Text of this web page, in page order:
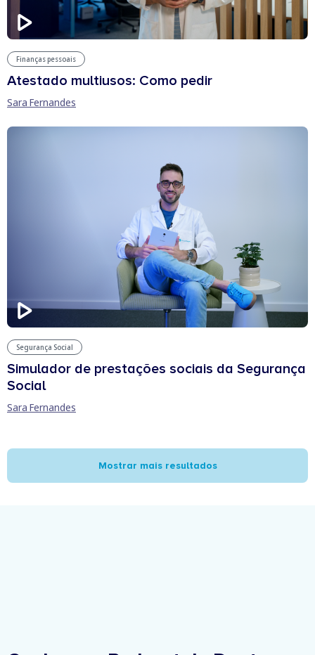
Finanças pessoais
Atestado multiusos: Como pedir
Sara Fernandes
Segurança Social
Simulador de prestações sociais da Segurança
Social
Sara Fernandes
Mostrar mais resultados